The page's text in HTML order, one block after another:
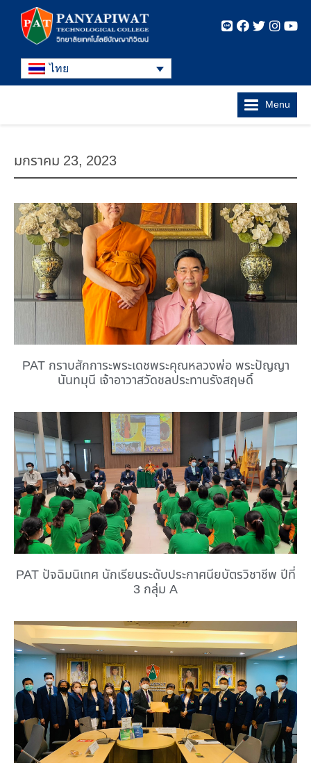
ไทย
Menu
มกราคม 23, 2023
PAT กราบสักการะพระเดชพระคุณหลวงพ่อ พระปัญญา
นันทมุนี เจ้าอาวาสวัดชลประทานรังสฤษดิ์
PAT ปัจฉิมนิเทศ นักเรียนระดับประกาศนียบัตรวิชาชีพ ปีที่
3 กลุ่ม A